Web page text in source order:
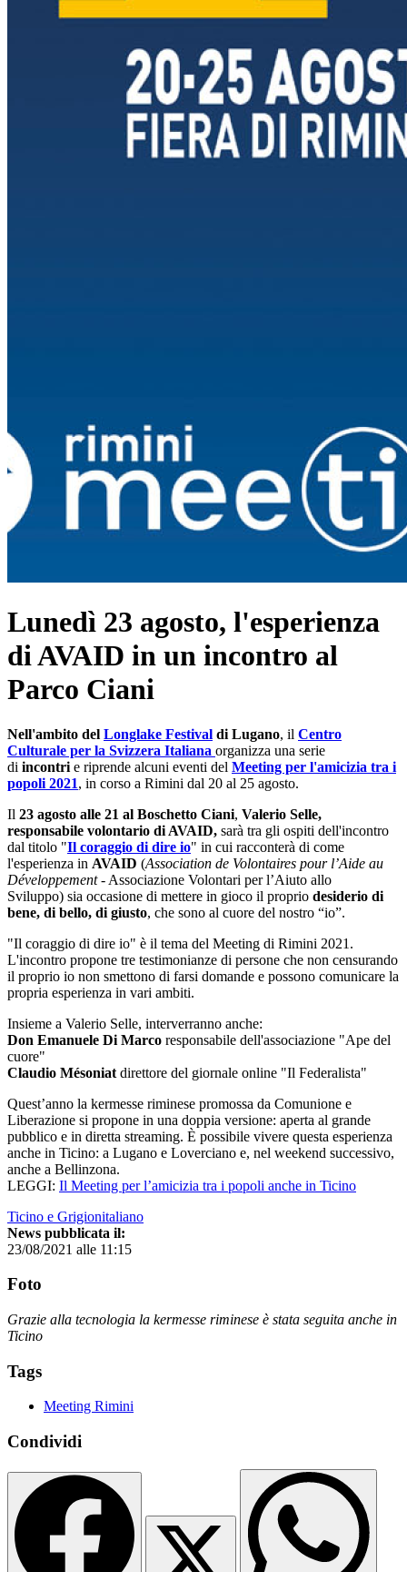
Lunedì 23 agosto, l'esperienza
di AVAID in un incontro al
Parco Ciani
Nell'ambito del Longlake Festival di Lugano, il Centro
Culturale per la Svizzera Italiana organizza una serie
di incontri e riprende alcuni eventi del Meeting per l'amicizia tra i
popoli 2021, in corso a Rimini dal 20 al 25 agosto.
Il 23 agosto alle 21 al Boschetto Ciani, Valerio Selle,
responsabile volontario di AVAID, sarà tra gli ospiti dell'incontro
dal titolo "Il coraggio di dire io" in cui racconterà di come
l'esperienza in AVAID (Association de Volontaires pour l’Aide au
Développement- Associazione Volontari per l’Aiuto allo
Sviluppo) sia occasione di mettere in gioco il proprio desiderio di
bene, di bello, di giusto, che sono al cuore del nostro “io”.
"Il coraggio di dire io" è il tema del Meeting di Rimini 2021.
L'incontro propone tre testimonianze di persone che non censurando
il proprio io non smettono di farsi domande e possono comunicare la
propria esperienza in vari ambiti.
Insieme a Valerio Selle, interverranno anche:
Don Emanuele Di Marco responsabile dell'associazione "Ape del
cuore"
Claudio Mésoniat direttore del giornale online "Il Federalista"
Quest’anno la kermesse riminese promossa da Comunione e
Liberazione si propone in una doppia versione: aperta al grande
pubblico e in diretta streaming. È possibile vivere questa esperienza
anche in Ticino: a Lugano e Loverciano e, nel weekend successivo,
anche a Bellinzona.
LEGGI: Il Meeting per l’amicizia tra i popoli anche in Ticino
Ticino e Grigionitaliano
News pubblicata il:
23/08/2021 alle 11:15
Foto
Grazie alla tecnologia la kermesse riminese è stata seguita anche in
Ticino
Tags
Meeting Rimini
Condividi